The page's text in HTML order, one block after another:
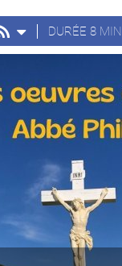
DURÉE 8 MIN